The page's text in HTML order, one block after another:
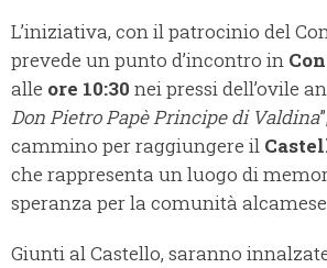
L’iniziativa, con il patrocinio del
prevede un punto d’incontro in
alle ore 10:30 nei pressi dell’ovile
Don Pietro Papè Principe di Valdina
cammino per raggiungere il
che rappresenta un luogo di
speranza per la comunità
Giunti al Castello, saranno